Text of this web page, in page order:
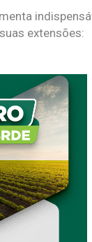
extensões: